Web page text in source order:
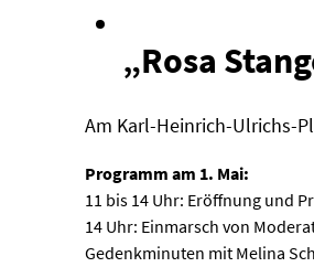
„Rosa
Am Karl-Heinrich-Ulrichs-
Programm am 1. Mai:
11 bis 14 Uhr: Eröffnung und
14 Uhr: Einmarsch von
Gedenkminuten mit Melina